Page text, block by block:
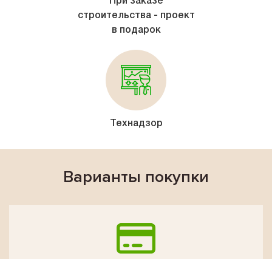
строительства - проект
в подарок
Технадзор
Варианты покупки